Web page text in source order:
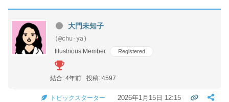
大門未知子
(@chu-ya)
Illustrious Member
Registered
結合: 4年前 投稿: 4597
トピックスターター 2026年1月15日 12:15